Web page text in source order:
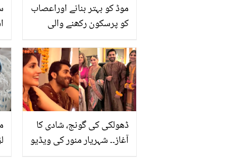
موڈ کو بہتر بنانے اوراعصاب
کو پرسکون رکھنے والی
ساتھ ساتھ صحت کے کن
مسائل کو حل کرنے میں
مددگار ثابت ہوسکتی ہے؟
ڈھولکی کی گونج، شادی کا
آغاز۔۔ شہریار منور کی ویڈیو